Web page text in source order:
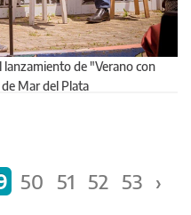
Mar del Plata
50 51 52 53 ›